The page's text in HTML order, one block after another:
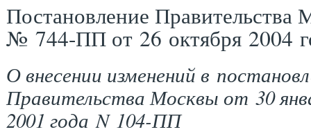
Постановление Правительства
№ 744-ПП от 26 октября 2004
О внесении изменений в
Правительства Москвы от 30
2001 года N 104-ПП